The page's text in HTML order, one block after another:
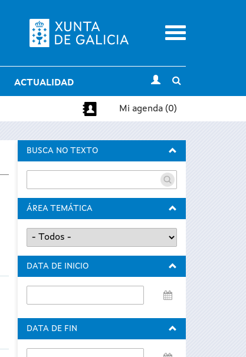
Menu
ACTUALIDAD
search
Mi agenda (0)
BUSCA NO TEXTO
ÁREA TEMÁTICA
DATA DE INICIO
de
DATA DE FIN